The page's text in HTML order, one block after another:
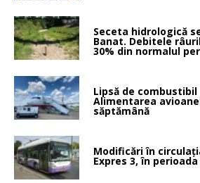
Seceta hidrologică
Banat. Debitele
30% din normalul
Lipsă de
Alimentarea
săptămână
Modificări în
Expres 3, în